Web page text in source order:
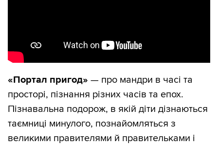
«Портал пригод» — про мандри в часі та
просторі, пізнання різних часів та епох.
Пізнавальна подорож, в якій діти дізнаються
таємниці минулого, познайомляться з
великими правителями й правительками і